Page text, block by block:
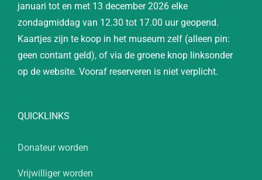
januari tot en met 13 december 2026 elke
zondagmiddag van 12.30 tot 17.00 uur geopend.
Kaartjes zijn te koop in het museum zelf (alleen pin:
geen contant geld), of via de groene knop linksonder
op de website. Vooraf reserveren is niet verplicht.
QUICKLINKS
Donateur worden
Vrijwilliger worden